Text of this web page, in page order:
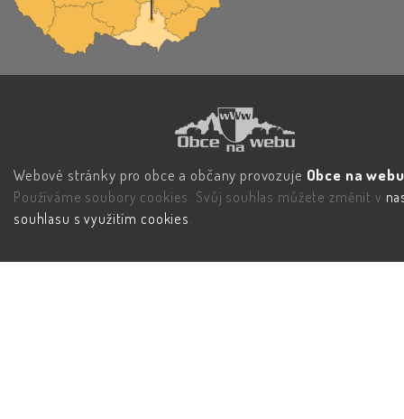
Webové stránky pro obce a občany provozuje Obce na
Používáme soubory cookies. Svůj souhlas můžete změnit v
souhlasu s využitím cookies